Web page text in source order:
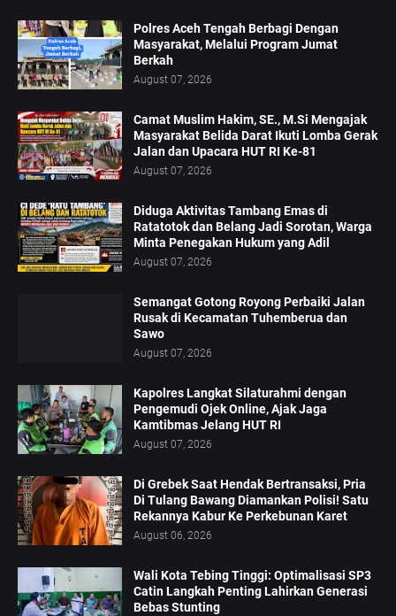
Polres Aceh Tengah Berbagi Dengan
Masyarakat, Melalui Program Jumat
Berkah
August 07, 2026
Camat Muslim Hakim, SE., M.Si Mengajak
Masyarakat Belida Darat Ikuti Lomba Gerak
Jalan dan Upacara HUT RI Ke-81
August 07, 2026
Diduga Aktivitas Tambang Emas di
Ratatotok dan Belang Jadi Sorotan, Warga
Minta Penegakan Hukum yang Adil
August 07, 2026
Semangat Gotong Royong Perbaiki Jalan
Rusak di Kecamatan Tuhemberua dan
Sawo
August 07, 2026
Kapolres Langkat Silaturahmi dengan
Pengemudi Ojek Online, Ajak Jaga
Kamtibmas Jelang HUT RI
August 07, 2026
Di Grebek Saat Hendak Bertransaksi, Pria
Di Tulang Bawang Diamankan Polisi! Satu
Rekannya Kabur Ke Perkebunan Karet
August 06, 2026
Wali Kota Tebing Tinggi: Optimalisasi SP3
Catin Langkah Penting Lahirkan Generasi
Bebas Stunting